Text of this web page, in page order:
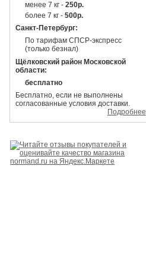
менее 7 кг - 250р.
более 7 кг - 500р.
Санкт-Петербург:
По тарифам СПСР-экспресс
(только безнал)
Щёлковский район Московской
области:
бесплатно
Бесплатно, если не выполнены
согласованные условия доставки.
Подробнее